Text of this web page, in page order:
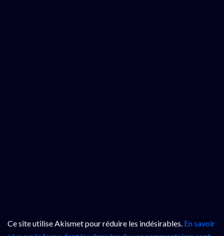
Ce site utilise Akismet pour réduire les indésirables. En savoir